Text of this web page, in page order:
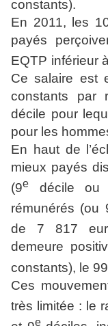
constants).
En 2011, les
payés
EQTP inférieur
Ce salaire est
constants par
décile pour
pour les
En haut de
mieux payés
(9e
décile
rémunérés (ou
de 7 817
demeure
constants), le 99
Ces
très limitée : le
e